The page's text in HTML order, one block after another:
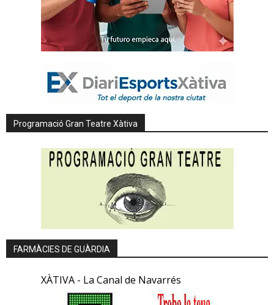
Programació Gran Teatre Xàtiva
FARMÀCIES DE GUÀRDIA
XÀTIVA - La Canal de Navarrés